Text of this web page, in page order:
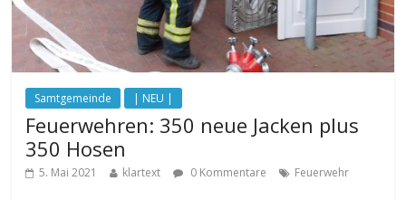
Samtgemeinde | NEU |
Feuerwehren: 350 neue Jacken plus
350 Hosen
5. Mai 2021 klartext 0 Kommentare Feuerwehr